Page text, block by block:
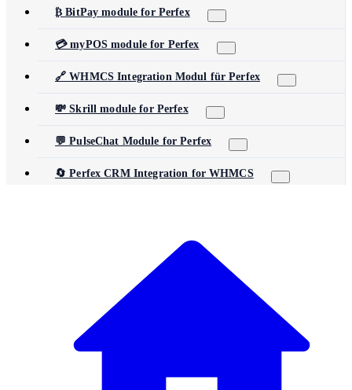
₿ BitPay module for Perfex
💳 myPOS module for Perfex
🔗 WHMCS Integration Modul für Perfex
💸 Skrill module for Perfex
💬 PulseChat Module for Perfex
🔄 Perfex CRM Integration for WHMCS